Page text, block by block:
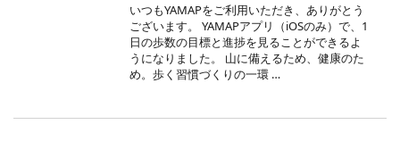
いつもYAMAPをご利用いただき、ありがとう
ございます。 YAMAPアプリ（iOSのみ）で、1
日の歩数の目標と進捗を見ることができるよ
うになりました。 山に備えるため、健康のた
め。歩く習慣づくりの一環 …